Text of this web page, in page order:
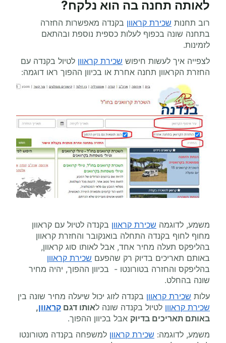
לאותה תחנה בה הוא נלקח?
רוב תחנות שכירת קראוון בקנדה מאפשרות החזרה
בתחנה שונה בכפוף לעלות כספית נוספת ובהתאם
לזמינות.
לצפייה איך לעשות חיפוש שכירת קראוון לטיול בקנדה עם
החזרת הקראוון תחנה אחרת או בכיוון ההפוך ראו דוגמה:
משמע, לדוגמה שכירת קראוון בקנדה לטיול עם קראוון
מחוף לחוף בקנדה התחלה בואנקובר והחזרת קראוון
בהליפקס תעלה מחיר אחד, אבל לאותו סוג קראוון,
באותם תאריכים בדיוק רק שהפעם שכירת קראוון
בהליפקס והחזרה בטורונטו - בכיוון ההפוך, יהיה מחיר
שונה בהחלט.
עלות שכירת קראוון בקנדה לזוג יכול שיעלה מחיר שונה בין
שכירת קראוון לטיול בקנדה שונה לאותו דגם קראוון,
באותם תאריכים בדיוק אבל בכיוון ההפוך.
משמע, לדוגמה: שכירת קראוון למשפחה בקנדה מטורונטו